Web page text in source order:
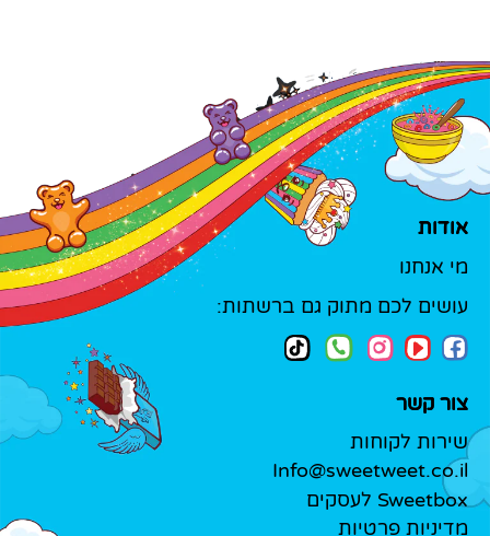
אודות
מי אנחנו
עושים לכם מתוק גם ברשתות:
צור קשר
שירות לקוחות
Info@sweetweet.co.il
Sweetbox לעסקים
מדיניות פרטיות